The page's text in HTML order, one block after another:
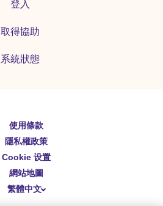
登入
取得協助
系統狀態
使用條款
隱私權政策
Cookie 设置
網站地圖
繁體中文
English
Español
Deutsch
简体中文